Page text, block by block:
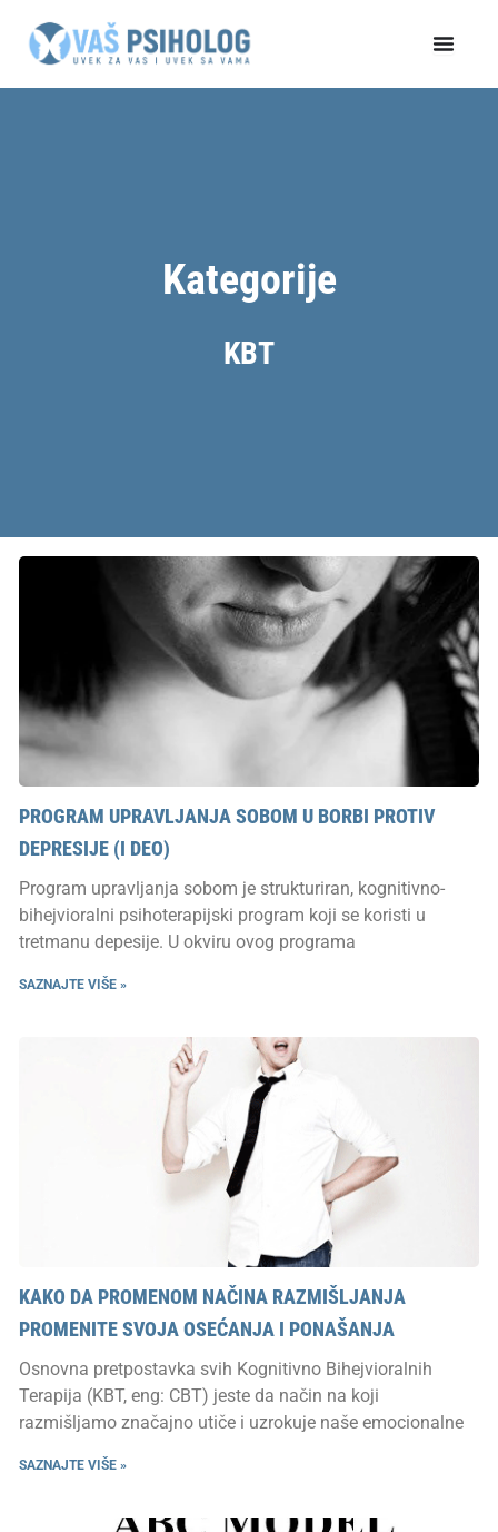
Kategorije
KBT
PROGRAM UPRAVLJANJA SOBOM U BORBI PROTIV
DEPRESIJE (I DEO)
Program upravljanja sobom je strukturiran, kognitivno-
bihejvioralni psihoterapijski program koji se koristi u
tretmanu depesije. U okviru ovog programa
SAZNAJTE VIŠE »
KAKO DA PROMENOM NAČINA RAZMIŠLJANJA
PROMENITE SVOJA OSEĆANJA I PONAŠANJA
Osnovna pretpostavka svih Kognitivno Bihejvioralnih
Terapija (KBT, eng: CBT) jeste da način na koji
razmišljamo značajno utiče i uzrokuje naše emocionalne
SAZNAJTE VIŠE »